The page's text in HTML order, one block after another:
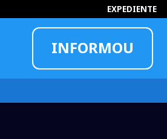
EXPEDIENTE
INFORMOU